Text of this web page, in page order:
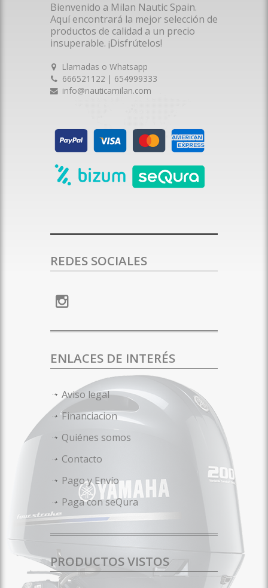
Bienvenido a Milan Nautic Spain.
Aquí encontrará la mejor selección de
productos de calidad a un precio
insuperable. ¡Disfrútelos!
Llamadas o Whatsapp
666521122 | 654999333
info@nauticamilan.com
REDES SOCIALES
ENLACES DE INTERÉS
Aviso legal
Financiacion
Quiénes somos
Contacto
Pago y Envío
Paga con seQura
PRODUCTOS VISTOS